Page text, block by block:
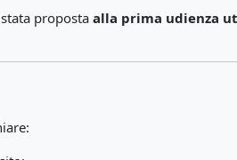
proposta alla prima udienza